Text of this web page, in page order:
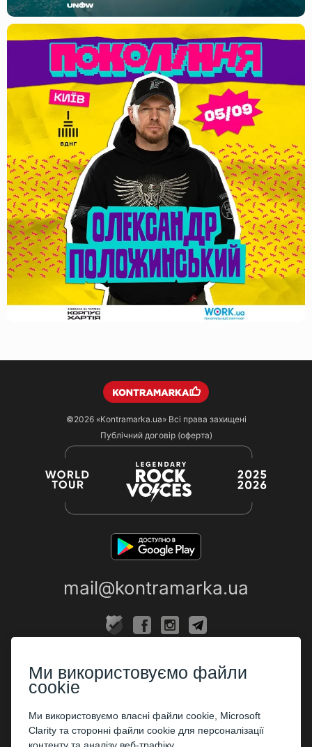
©2026 «Kontramarka.ua»Всі права захищені
Публічний договір (оферта)
mail@kontramarka.ua
Каси
ПАРТНЕРАМ
Організаторам
Ми використовуємо файли
cookie
Ми використовуємо власні файли cookie, Microsoft
Clarity та сторонні файли cookie для персоналізації